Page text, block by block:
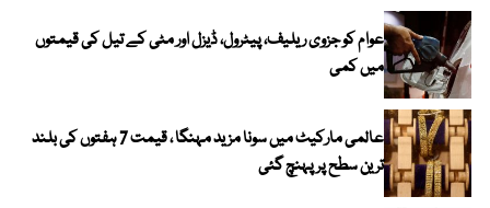
عوام کو جزوی ریلیف، پیٹرول، ڈیزل اور مٹی کے تیل کی قیمتوں
میں کمی
عالمی مارکیٹ میں سونا مزید مہنگا ، قیمت 7 ہفتوں کی بلند
ترین سطح پر پہنچ گئی